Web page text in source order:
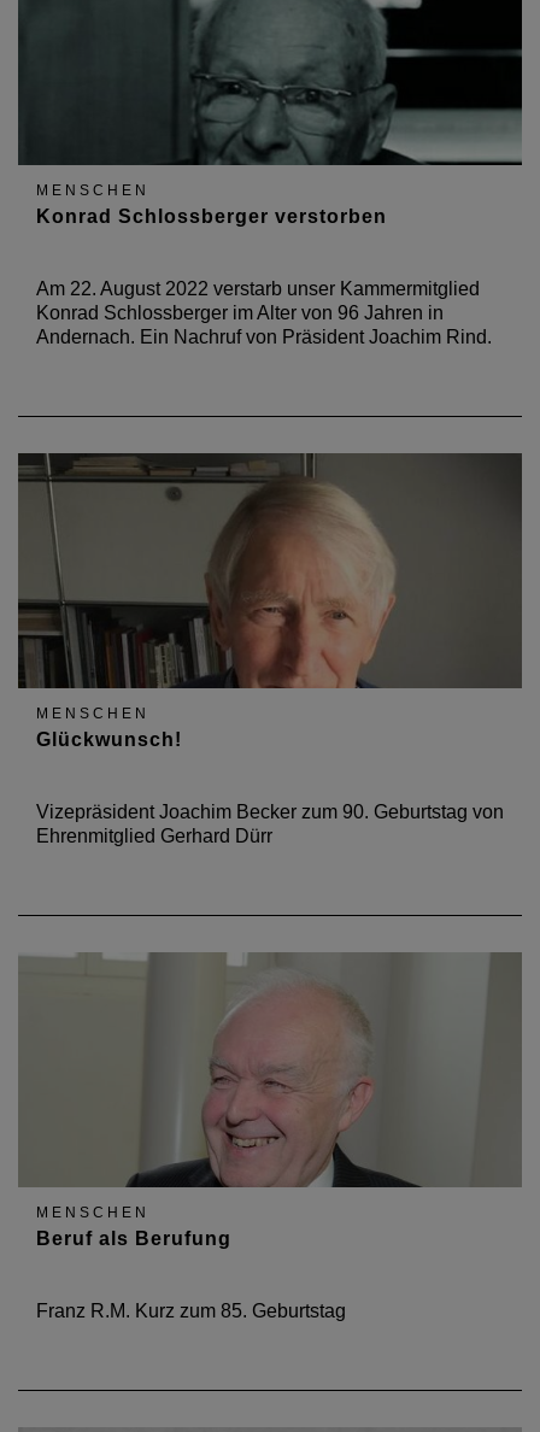
MENSCHEN
Konrad Schlossberger verstorben
Am 22. August 2022 verstarb unser Kammermitglied
Konrad Schlossberger im Alter von 96 Jahren in
Andernach. Ein Nachruf von Präsident Joachim Rind.
MENSCHEN
Glückwunsch!
Vizepräsident Joachim Becker zum 90. Geburtstag von
Ehrenmitglied Gerhard Dürr
MENSCHEN
Beruf als Berufung
Franz R.M. Kurz zum 85. Geburtstag